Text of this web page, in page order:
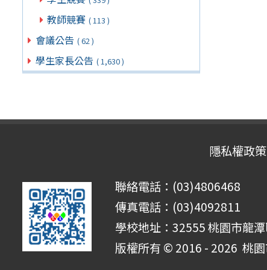
教師競賽 ( 113 )
會議公告 ( 62 )
學生家長公告 ( 1,630 )
隱私權政策
聯絡電話：(03)4806468
傳真電話：(03)4092811
學校地址：32555 桃園市龍
版權所有 © 2016 - 2026 桃